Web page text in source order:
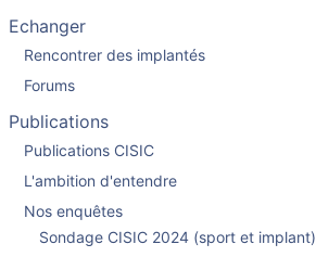
Echanger
Rencontrer des implantés
Forums
Publications
Publications CISIC
L'ambition d'entendre
Nos enquêtes
Sondage CISIC 2024 (sport et implant)